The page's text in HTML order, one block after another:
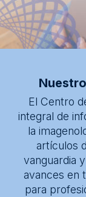
Centro de
Acerca de
El Centro
integral de
la
artículos
vanguardia
avances en
para
* Segmento
Mensaje